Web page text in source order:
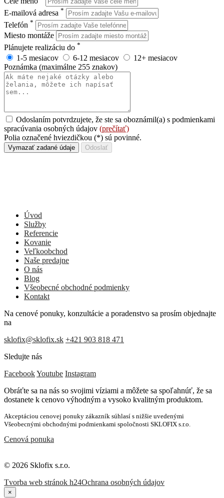
E-mailová adresa *
Telefón *
Miesto montáže
Plánujete realizáciu do *
1-5 mesiacov 6-12 mesiacov
12+ mesiacov
Poznámka (maximálne 255 znakov)
Odoslaním potvrdzujete, že ste sa oboznámil(a) s podmienkami
spracúvania osobných údajov (prečítať)
Polia označené hviezdičkou (*) sú povinné.
Vymazať zadané údaje Odoslať
Úvod
Služby
Referencie
Kovanie
Veľkoobchod
Naše predajne
O nás
Blog
Všeobecné obchodné podmienky
Kontakt
Na cenové ponuky, konzultácie a poradenstvo sa prosím objednajte
na
sklofix@sklofix.sk +421 903 818 471
Sledujte nás
FacebookYoutube Instagram
Obráťte sa na nás so svojimi víziami a môžete sa spoľahnúť, že sa
dostanete k cenovo výhodným a vysoko kvalitným produktom.
Akceptáciou cenovej ponuky zákazník súhlasí s nižšie uvedenými
Všeobecnými obchodnými podmienkami spoločnosti SKLOFIX s.r.o.
Cenová ponuka
© 2026 Sklofix s.r.o.
Tvorba web stránok h24Ochrana osobných údajov
×